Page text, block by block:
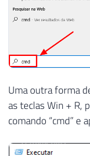
Uma outra forma
as teclas Win + R,
comando “cmd” e